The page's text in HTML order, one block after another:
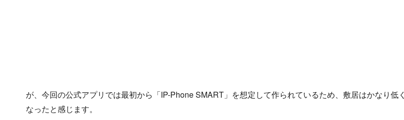
が、今回の公式アプリでは最初から「IP-Phone SMART」を想定して作られているため、敷居はかなり低く
なったと感じます。